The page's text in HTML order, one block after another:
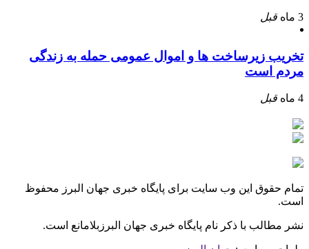
3 ماه قبل
تخریب زیرساخت ها و اموال عمومی حمله به زندگی
مردم است
4 ماه قبل
تمام حقوق این وب سایت برای پایگاه خبری جهان البرز محفوظ
است.
نشر مطالب با ذکر نام پایگاه خبری جهان البرزبلامانع است.